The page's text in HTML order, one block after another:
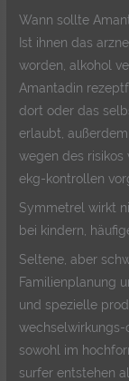
Wann sollte
Ist ihnen das
worden, alkohol
Amantadin
dort oder das
erlaubt,
wegen des
ekg-kontrollen
Symmetrel wirkt
bei kindern,
Seltene, aber
Familienplanung
und spezielle
wechselwirkungs-
sowohl im
surfer entstehen